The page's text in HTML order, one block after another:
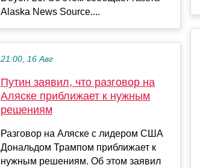
Alaska News Source....
21:00, 16 Авг
Путин заявил, что разговор на
Аляске приближает к нужным
решениям
Разговор на Аляске с лидером США
Дональдом Трампом приближает к
нужным решениям. Об этом заявил